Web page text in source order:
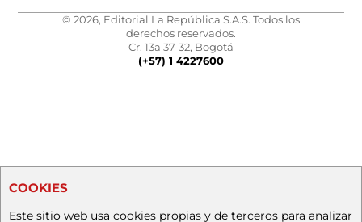
© 2026, Editorial La República S.A.S. Todos los
derechos reservados.
Cr. 13a 37-32, Bogotá
(+57) 1 4227600
COOKIES
Este sitio web usa cookies propias y de terceros para analizar